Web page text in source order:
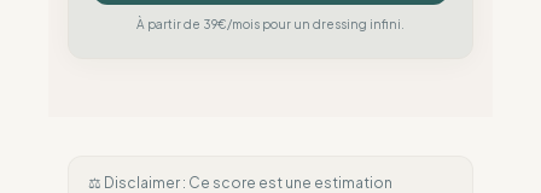
À partir de 39€/mois pour un dressing infini.
⚖️ Disclaimer : Ce score est une estimation